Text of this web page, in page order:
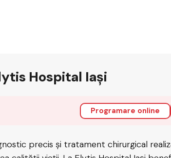
Hospital Iași
Programare online
precis și tratament chirurgical